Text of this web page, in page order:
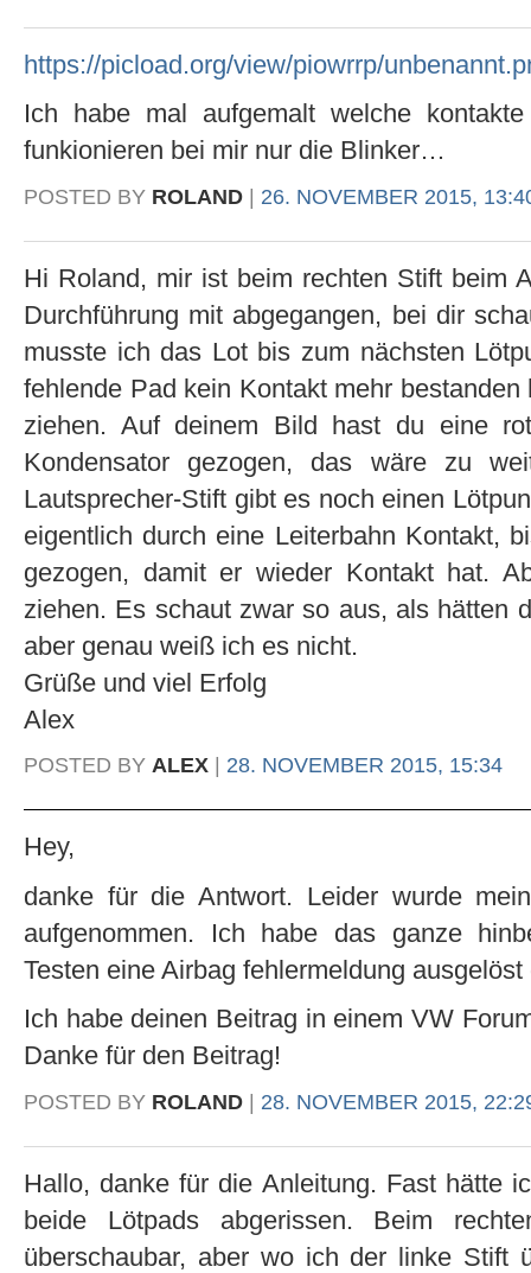
https://picload.org/view/piowrrp/
Ich habe mal aufgemalt welche
funkionieren bei mir nur die Blinker…
POSTED BY ROLAND 26. NOVEMBER 2015,
Hi Roland, mir ist beim rechten Stift beim
Durchführung mit abgegangen, bei dir
musste ich das Lot bis zum nächsten
fehlende Pad kein Kontakt mehr
ziehen. Auf deinem Bild hast du eine
Kondensator gezogen, das wäre zu
Lautsprecher-Stift gibt es noch einen
eigentlich durch eine Leiterbahn Kontakt,
gezogen, damit er wieder Kontakt hat.
ziehen. Es schaut zwar so aus, als hätten
aber genau weiß ich es nicht.
Grüße und viel Erfolg
Alex
POSTED BY ALEX 28. NOVEMBER 2015, 15:34
Hey,
danke für die Antwort. Leider wurde
aufgenommen. Ich habe das ganze
Testen eine Airbag fehlermeldung
Ich habe deinen Beitrag in einem VW
Danke für den Beitrag!
POSTED BY ROLAND 28. NOVEMBER 2015,
Hallo, danke für die Anleitung. Fast hätte
beide Lötpads abgerissen. Beim
überschaubar, aber wo ich der linke Stift